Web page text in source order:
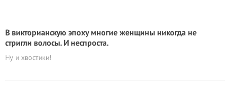
В викторианскую эпоху многие женщины никогда не
стригли волосы. И неспроста.
Ну и хвостики!